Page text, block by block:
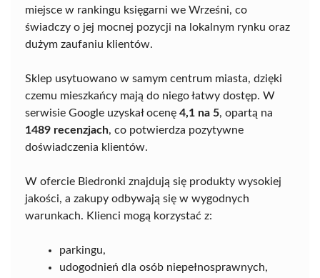
miejsce w rankingu księgarni we Wrześni, co
świadczy o jej mocnej pozycji na lokalnym rynku oraz
dużym zaufaniu klientów.
Sklep usytuowano w samym centrum miasta, dzięki
czemu mieszkańcy mają do niego łatwy dostęp. W
serwisie Google uzyskał ocenę 4,1 na 5, opartą na
1489 recenzjach, co potwierdza pozytywne
doświadczenia klientów.
W ofercie Biedronki znajdują się produkty wysokiej
jakości, a zakupy odbywają się w wygodnych
warunkach. Klienci mogą korzystać z:
parkingu,
udogodnień dla osób niepełnosprawnych,